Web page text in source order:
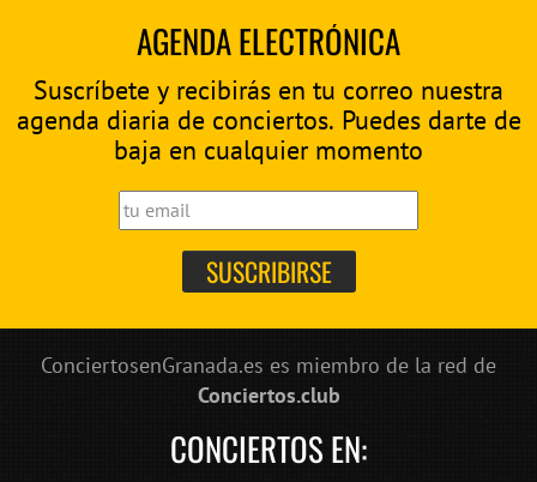
AGENDA ELECTRÓNICA
Suscríbete y recibirás en tu correo nuestra
agenda diaria de conciertos. Puedes darte de
baja en cualquier momento
ConciertosenGranada.es es miembro de la red de
Conciertos.club
CONCIERTOS EN: